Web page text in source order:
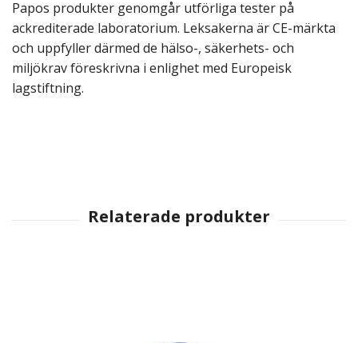
Papos produkter genomgår utförliga tester på
ackrediterade laboratorium. Leksakerna är CE-märkta
och uppfyller därmed de hälso-, säkerhets- och
miljökrav föreskrivna i enlighet med Europeisk
lagstiftning.